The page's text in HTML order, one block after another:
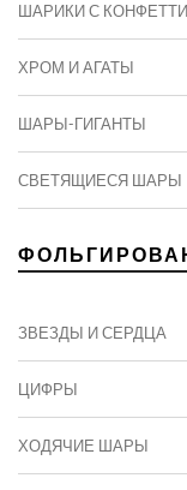
ШАРИКИ С КОНФЕТТИ
ХРОМ И АГАТЫ
ШАРЫ-ГИГАНТЫ
СВЕТЯЩИЕСЯ ШАРЫ
ЗВЕЗДЫ И СЕРДЦА
ЦИФРЫ
ХОДЯЧИЕ ШАРЫ